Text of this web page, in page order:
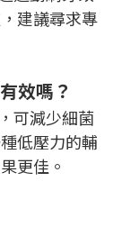
建議尋求專
效嗎？
可減少細菌
低壓力的輔
更佳。